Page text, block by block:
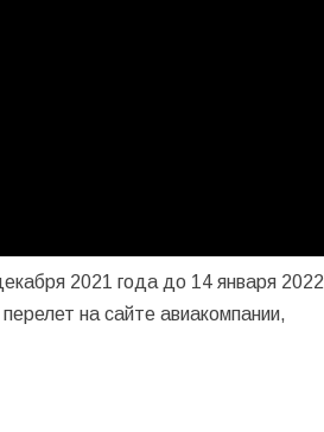
2021 года до 14 января 2022
на сайте авиакомпании,